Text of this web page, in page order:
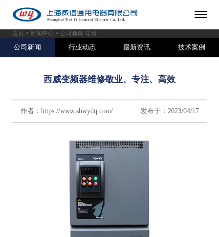
主页 > 新闻中心 > 公司新闻 详情
公司新闻 行业动态 最新资讯 技术案例
西威变频器维修敬业、专注、高效
作者：https://www.shwydq.com/ 发布于：2023/04/17